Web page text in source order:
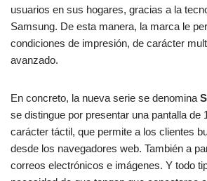
usuarios en sus hogares, gracias a la
Samsung. De esta manera, la marca le
condiciones de impresión, de carácter
avanzado.
En concreto, la nueva serie se denomina
se distingue por presentar una pantalla de
carácter táctil, que permite a los clientes
desde los navegadores web. También a
correos electrónicos e imágenes. Y todo